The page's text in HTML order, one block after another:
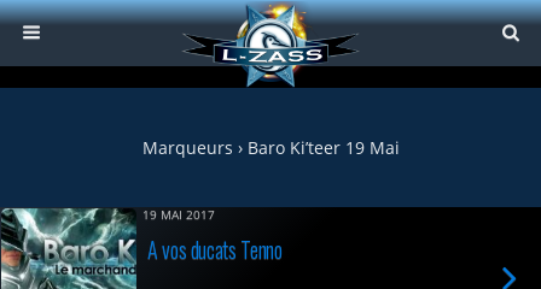
Marqueurs › Baro Ki’teer 19 Mai
19 MAI 2017
A vos ducats Tenno